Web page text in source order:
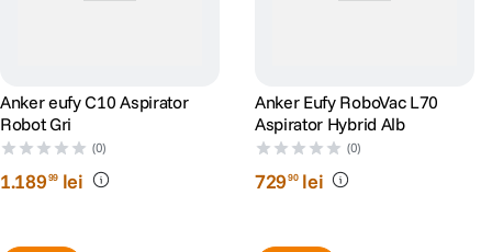
Anker eufy C10 Aspirator
Robot Gri
(0)
1.18999 lei
Anker Eufy RoboVac L70
Aspirator Hybrid Alb
(0)
72990 lei